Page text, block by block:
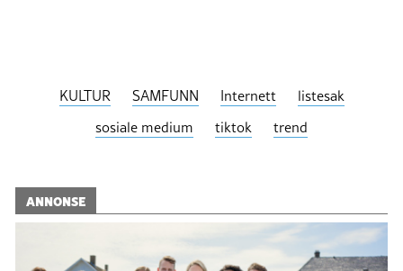
KULTUR SAMFUNN Internett
listesak
sosiale medium
tiktok trend
ANNONSE